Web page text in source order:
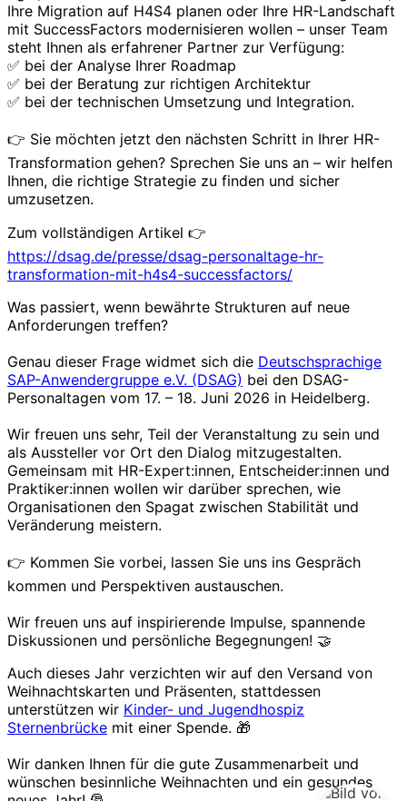
Ihre Migration auf H4S4 planen oder Ihre HR-Landschaft
mit SuccessFactors modernisieren wollen – unser Team
steht Ihnen als erfahrener Partner zur Verfügung:
✅ bei der Analyse Ihrer Roadmap
✅ bei der Beratung zur richtigen Architektur
✅ bei der technischen Umsetzung und Integration.
👉 Sie möchten jetzt den nächsten Schritt in Ihrer HR-
Transformation gehen? Sprechen Sie uns an – wir helfen
Ihnen, die richtige Strategie zu finden und sicher
umzusetzen.
Zum vollständigen Artikel 👉
https://dsag.de/presse/dsag-personaltage-hr-
transformation-mit-h4s4-successfactors/
Was passiert, wenn bewährte Strukturen auf neue
Anforderungen treffen?
Genau dieser Frage widmet sich die Deutschsprachige
SAP-Anwendergruppe e.V. (DSAG) bei den DSAG-
Personaltagen vom 17. – 18. Juni 2026 in Heidelberg.
Wir freuen uns sehr, Teil der Veranstaltung zu sein und
als Aussteller vor Ort den Dialog mitzugestalten.
Gemeinsam mit HR-Expert:innen, Entscheider:innen und
Praktiker:innen wollen wir darüber sprechen, wie
Organisationen den Spagat zwischen Stabilität und
Veränderung meistern.
👉 Kommen Sie vorbei, lassen Sie uns ins Gespräch
kommen und Perspektiven austauschen.
Wir freuen uns auf inspirierende Impulse, spannende
Diskussionen und persönliche Begegnungen! 🤝
Auch dieses Jahr verzichten wir auf den Versand von
Weihnachtskarten und Präsenten, stattdessen
unterstützen wir Kinder- und Jugendhospiz
Sternenbrücke mit einer Spende. 🎁
Wir danken Ihnen für die gute Zusammenarbeit und
wünschen besinnliche Weihnachten und ein gesundes